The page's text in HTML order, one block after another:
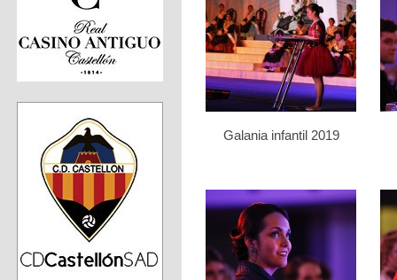
Galania infantil 2019